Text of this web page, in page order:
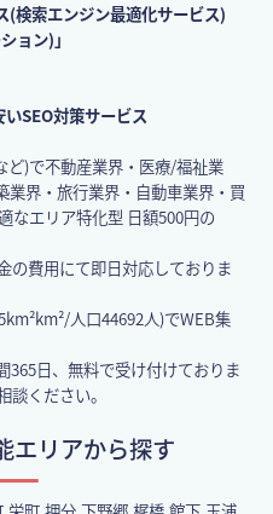
(検索エンジン最適化サービス)
ョン)」
SEO対策サービス
ど)で不動産業界・医療/福祉業
業界・旅行業界・自動車業界・買
なエリア特化型 日額500円の
の費用にて即日対応しておりま
人口44692人)でWEB集
365日、無料で受け付けておりま
ください。
エリアから探す